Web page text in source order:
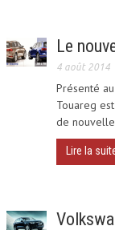
VIDÉO
OFF ROAD
ESSAIS ET
PRESSE
Le
4 août 2014
Présenté
Touareg
de
Lire la